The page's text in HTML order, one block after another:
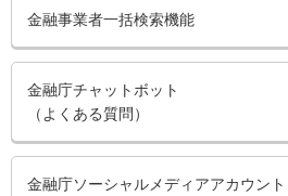
金融事業者一括検索機能
金融庁チャットボット
（よくある質問）
金融庁ソーシャルメディアアカウント